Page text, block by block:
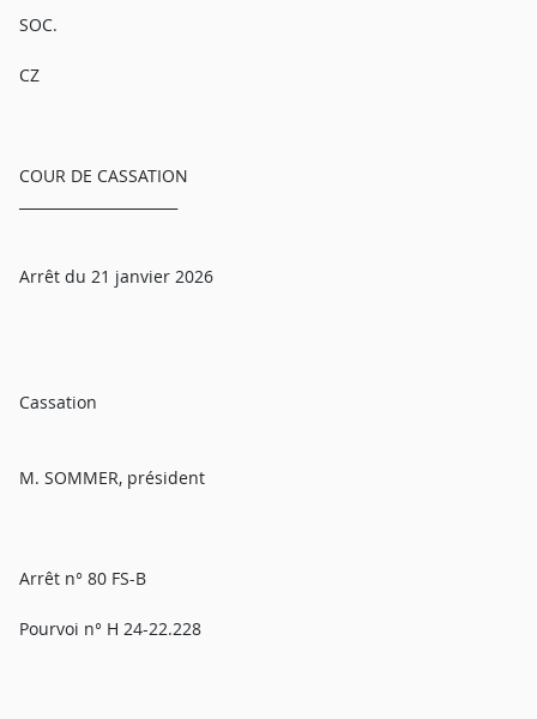
SOC.
CZ
COUR DE CASSATION
Arrêt du 21 janvier 2026
Cassation
M. SOMMER, président
Arrêt n° 80 FS-B
Pourvoi n° H 24-22.228